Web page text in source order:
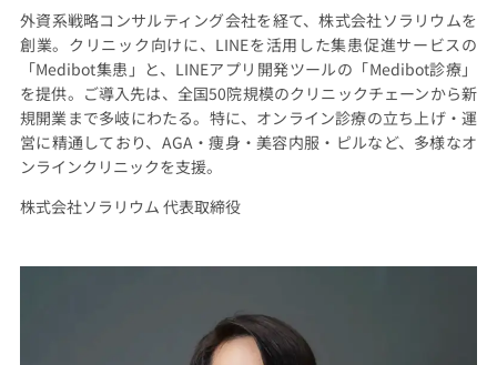
外資系戦略コンサルティング会社を経て、株式会社ソラリウムを
創業。クリニック向けに、LINEを活用した集患促進サービスの
「Medibot集患」と、LINEアプリ開発ツールの「Medibot診療」
を提供。ご導入先は、全国50院規模のクリニックチェーンから新
規開業まで多岐にわたる。特に、オンライン診療の立ち上げ・運
営に精通しており、AGA・痩身・美容内服・ピルなど、多様なオ
ンラインクリニックを支援。
株式会社ソラリウム 代表取締役